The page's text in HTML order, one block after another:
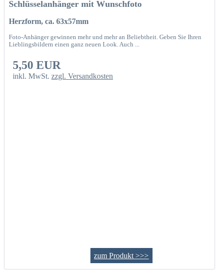
Schlüsselanhänger mit Wunschfoto
Herzform, ca. 63x57mm
Foto-Anhänger gewinnen mehr und mehr an Beliebtheit. Geben Sie Ihren
Lieblingsbildern einen ganz neuen Look. Auch ...
5,50 EUR
inkl. MwSt.zzgl. Versandkosten
zum Produkt >>>